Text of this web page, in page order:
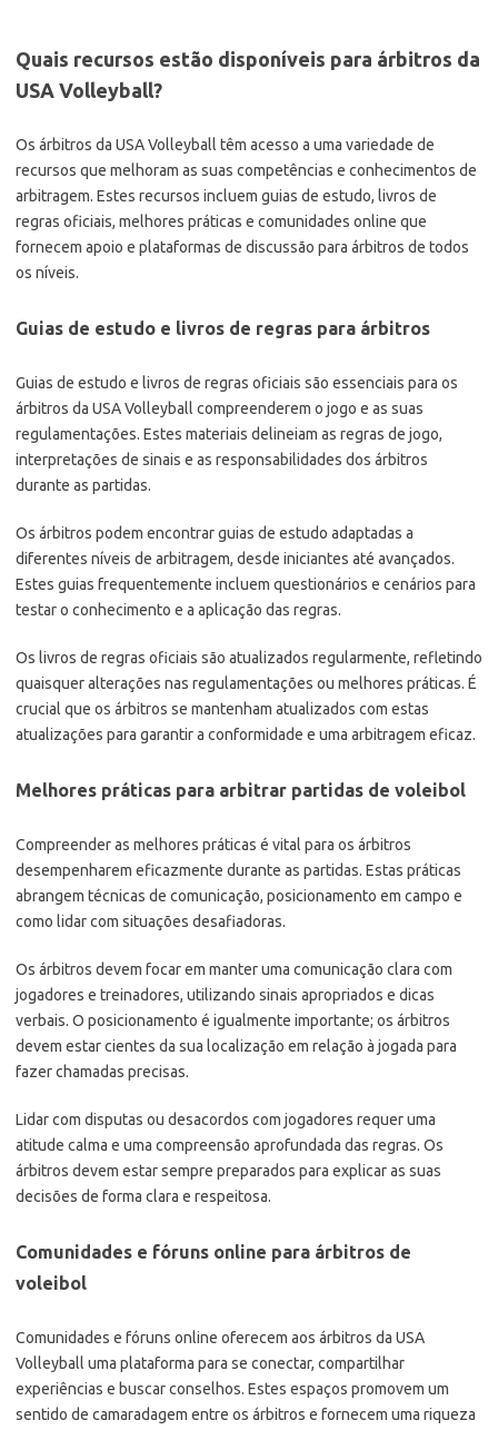
Quais recursos estão disponíveis para árbitros da
USA Volleyball?
Os árbitros da USA Volleyball têm acesso a uma variedade de
recursos que melhoram as suas competências e conhecimentos de
arbitragem. Estes recursos incluem guias de estudo, livros de
regras oficiais, melhores práticas e comunidades online que
fornecem apoio e plataformas de discussão para árbitros de todos
os níveis.
Guias de estudo e livros de regras para árbitros
Guias de estudo e livros de regras oficiais são essenciais para os
árbitros da USA Volleyball compreenderem o jogo e as suas
regulamentações. Estes materiais delineiam as regras de jogo,
interpretações de sinais e as responsabilidades dos árbitros
durante as partidas.
Os árbitros podem encontrar guias de estudo adaptadas a
diferentes níveis de arbitragem, desde iniciantes até avançados.
Estes guias frequentemente incluem questionários e cenários para
testar o conhecimento e a aplicação das regras.
Os livros de regras oficiais são atualizados regularmente, refletindo
quaisquer alterações nas regulamentações ou melhores práticas. É
crucial que os árbitros se mantenham atualizados com estas
atualizações para garantir a conformidade e uma arbitragem eficaz.
Melhores práticas para arbitrar partidas de voleibol
Compreender as melhores práticas é vital para os árbitros
desempenharem eficazmente durante as partidas. Estas práticas
abrangem técnicas de comunicação, posicionamento em campo e
como lidar com situações desafiadoras.
Os árbitros devem focar em manter uma comunicação clara com
jogadores e treinadores, utilizando sinais apropriados e dicas
verbais. O posicionamento é igualmente importante; os árbitros
devem estar cientes da sua localização em relação à jogada para
fazer chamadas precisas.
Lidar com disputas ou desacordos com jogadores requer uma
atitude calma e uma compreensão aprofundada das regras. Os
árbitros devem estar sempre preparados para explicar as suas
decisões de forma clara e respeitosa.
Comunidades e fóruns online para árbitros de
voleibol
Comunidades e fóruns online oferecem aos árbitros da USA
Volleyball uma plataforma para se conectar, compartilhar
experiências e buscar conselhos. Estes espaços promovem um
sentido de camaradagem entre os árbitros e fornecem uma riqueza